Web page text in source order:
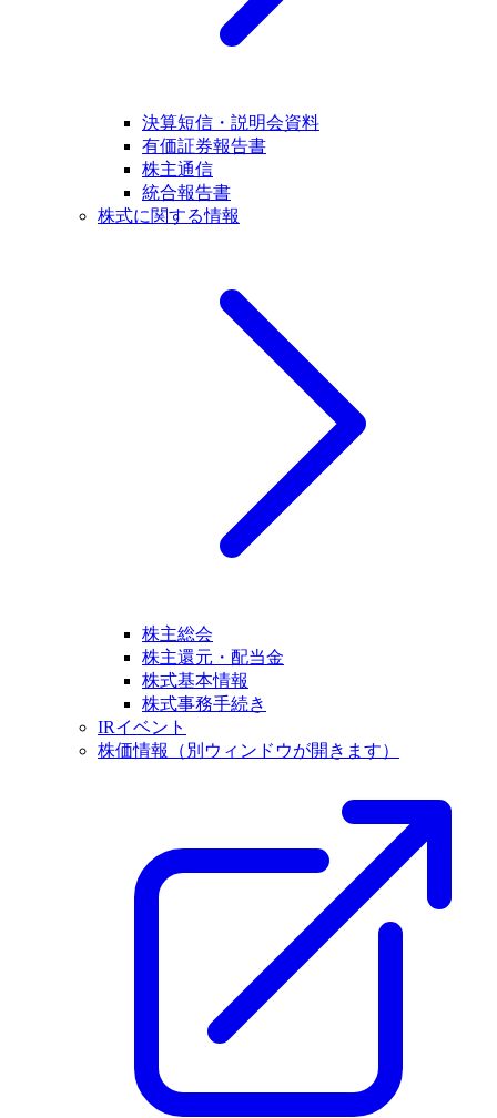
決算短信・説明会資料
有価証券報告書
株主通信
統合報告書
株式に関する情報
株主総会
株主還元・配当金
株式基本情報
株式事務手続き
IRイベント
株価情報
（別ウィンドウが開きます）